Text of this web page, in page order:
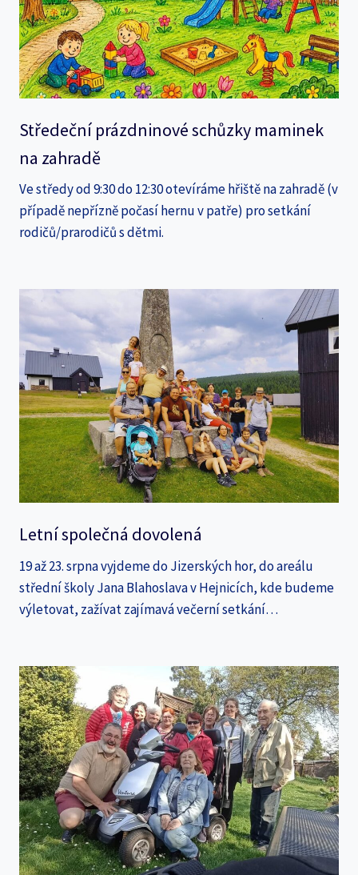
Středeční prázdninové schůzky maminek
na zahradě
Ve středy od 9:30 do 12:30 otevíráme hřiště na zahradě (v
případě nepřízně počasí hernu v patře) pro setkání
rodičů/prarodičů s dětmi.
Letní společná dovolená
19 až 23. srpna vyjdeme do Jizerských hor, do areálu
střední školy Jana Blahoslava v Hejnicích, kde budeme
výletovat, zažívat zajímavá večerní setkání…